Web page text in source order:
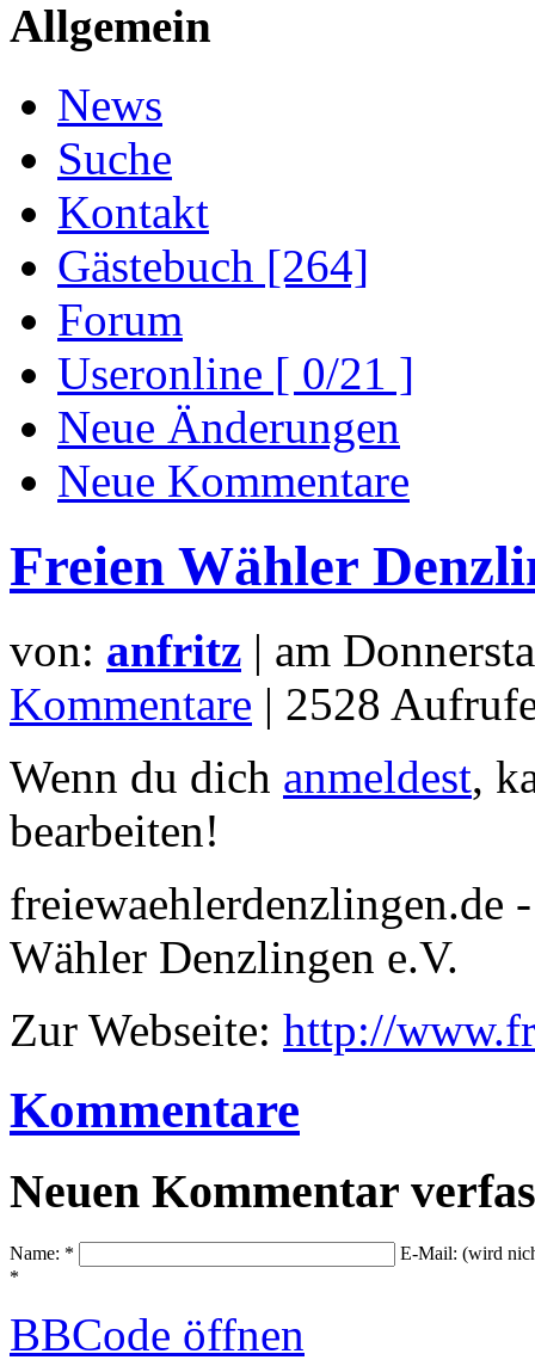
Allgemein
News
Suche
Kontakt
Gästebuch [264]
Forum
Useronline [ 0/21 ]
Neue Änderungen
Neue Kommentare
Freien Wähler
von: anfritz | am
Kommentare | 2528
Wenn du dich anmeldest,
bearbeiten!
freiewaehlerdenzlingen.de
Wähler Denzlingen e.V.
Zur Webseite: http://
Kommentare
Neuen Kommentar
Name: *
E-Mail: (wird
*
BBCode öffnen